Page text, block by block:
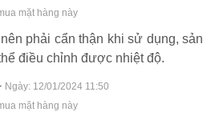
mặt hàng này
phải cẩn thận khi sử dụng, sản
điều chỉnh được nhiệt độ.
Ngày: 12/01/2024 11:50
mặt hàng này